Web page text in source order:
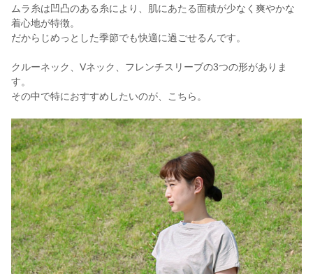
ムラ糸は凹凸のある糸により、肌にあたる面積が少なく爽やかな
着心地が特徴。
だからじめっとした季節でも快適に過ごせるんです。
クルーネック、Vネック、フレンチスリーブの3つの形がありま
す。
その中で特におすすめしたいのが、こちら。